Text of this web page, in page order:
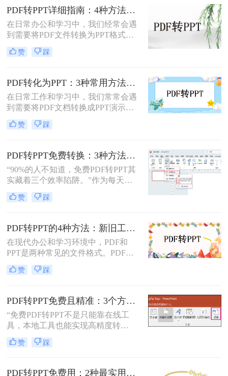
修改内容、调整逻辑，或是直接用于
会议汇报。然而，由于PDF格式本身
是为了稳定显示而非编辑而设计的，
这项转换工作常常伴随着格式错乱、
排版混乱、图片丢失等“车祸现场”。
PDF转PPT详细指南：4种方法的参数配置和输出效果调优！
在日常办公和学习中，我们经常会遇
到需要将PDF文件转换为PPT格式的
情况。无论是为了便于演示还是进一
步编辑，掌握有效的转换方法都是必
本文将详细介绍几种常用的方法。
赞 踩
PDF转化为PPT：3种常用方法在不同PPT版本下的兼容性！
在日常工作和学习中，我们常常会遇
到需要将PDF文档转换成PPT演示文
稿的情况。无论是为了更好地展示信
息，还是为了方便编辑，掌握如何进
么怎么将pdf转化为ppt呢？本文将介
绍三种常用的方法来实现PDF到PPT
的转换。
赞 踩
PDF转PPT免费转换：3种方法的隐藏功能和效率差异！
“90%的人不知道，免费PDF转PPT其
实藏着三个效率陷阱。”作为每天处
理20+份文档的办公博主，我见过太
多人被“免费转换”的噱头坑过——要
要么扫描版PDF转完还是图片格式，
更有甚者因为文件包含商业数据，转
换后收到平台的“付费解锁”勒索邮
件。
赞 踩
PDF转PPT的4种方法：新旧工具对比，哪个更适合批量转换！
在现代办公和学习环境中，PDF和
PPT是两种常见的文件格式。PDF文
件因其跨平台性和不易修改性而广受
欢迎，而PPT则因其强大的演示功能
要将PDF文件转换为PPT格式，以便
进行编辑、修改或演示。那么pdf怎么
转换成ppt呢？本文将详细介绍几种将
PDF转换为PPT的方法，帮助您轻松
实现文件格式的转换。
赞 踩
PDF转PPT免费且精准：3个方法的转换精度和避坑指南！
“免费PDF转PPT不是只能靠在线工
具，本地工具也能实现高精度转
换”在职场办公与自媒体创作中，将
PDF格式的报告、课件、素材转为可
需求。但多数人在寻找免费转换方法
赞 踩
PDF转PPT免费用：2种最实用的操作路径和避坑要点！